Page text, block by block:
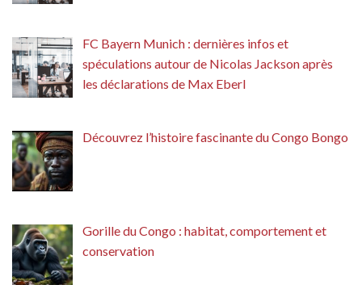
FC Bayern Munich : dernières infos et
spéculations autour de Nicolas Jackson après
les déclarations de Max Eberl
Découvrez l’histoire fascinante du Congo Bongo
Gorille du Congo : habitat, comportement et
conservation